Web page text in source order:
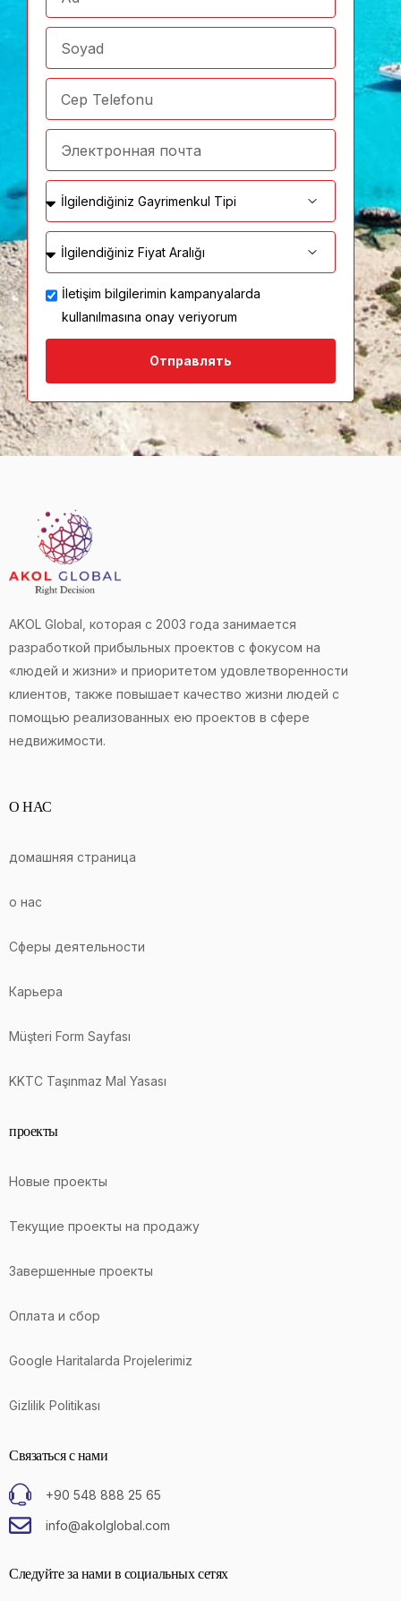
İletişim bilgilerimin kampanyalarda
kullanılmasına onay veriyorum
Отправлять
AKOL Global, которая с 2003 года занимается
разработкой прибыльных проектов с фокусом на
«людей и жизни» и приоритетом удовлетворенности
клиентов, также повышает качество жизни людей с
помощью реализованных ею проектов в сфере
недвижимости.
О НАС
домашняя страница
о нас
Сферы деятельности
Карьера
Müşteri Form Sayfası
KKTC Taşınmaz Mal Yasası
проекты
Новые проекты
Текущие проекты на продажу
Завершенные проекты
Оплата и сбор
Google Haritalarda Projelerimiz
Gizlilik Politikası
Связаться с нами
+90 548 888 25 65
info@akolglobal.com
Следуйте за нами в социальных сетях